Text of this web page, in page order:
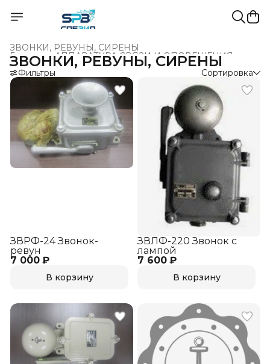
ЗВОНКИ, РЕВУНЫ, СИРЕНЫ
АППАРАТУРА СВЯЗИ И ОПОВЕЩЕНИЯ
Главная ›
ЗВОНКИ, РЕВУНЫ, СИРЕНЫ
Фильтры Сортировка
7 000 ₽
ЗВРФ-24 Звонок-
ревун
В корзину
7 600 ₽
ЗВЛФ-220 Звонок с
лампой
В корзину